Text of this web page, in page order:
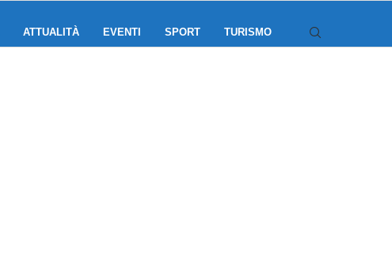
ATTUALITÀ EVENTI SPORT TURISMO